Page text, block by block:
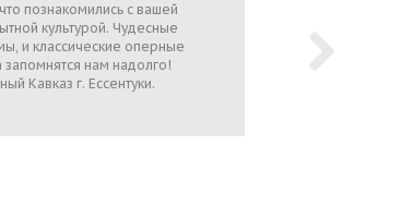
познакомились с вашей
культурой. Чудесные
и классические оперные
запомнятся нам надолго!
Кавказ г. Ессентуки.